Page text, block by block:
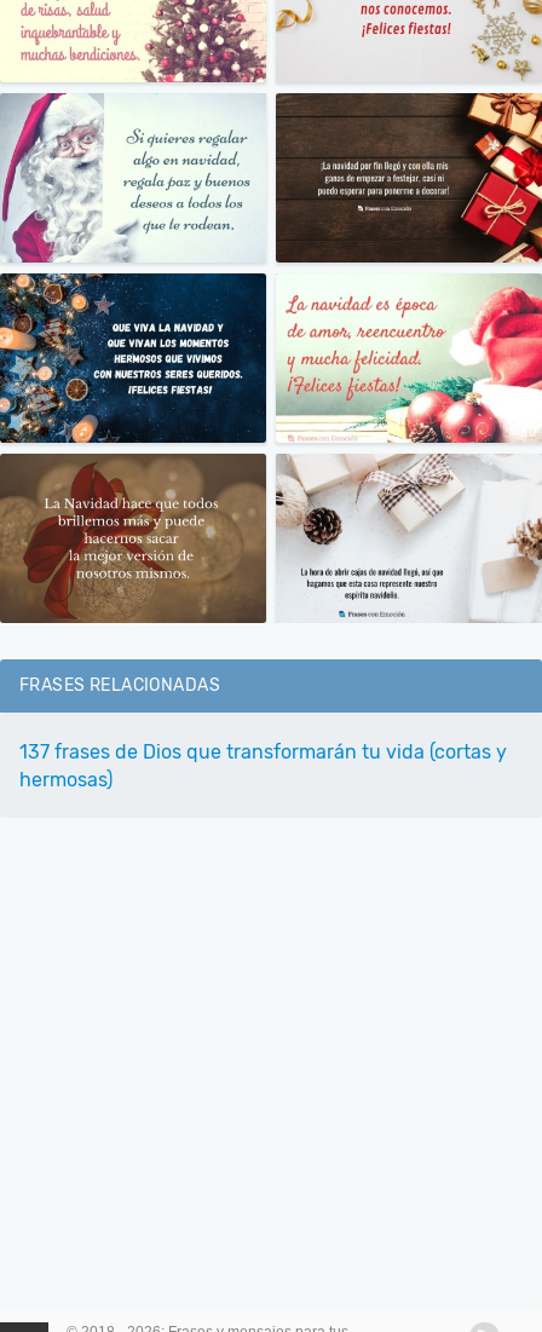
FRASES RELACIONADAS
137 frases de Dios que transformarán tu vida (cortas y
hermosas)